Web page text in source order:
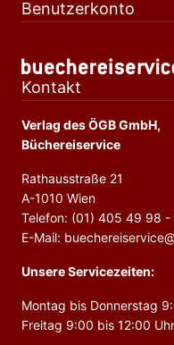
Benutzerkonto
Kontakt
Verlag des ÖGB GmbH,
Büchereiservice
Rathausstraße 21
A-1010 Wien
Telefon: (01) 405 49 98 -
E-Mail:
Unsere Servicezeiten:
Montag bis Donnerstag
Freitag 9:00 bis 12:00 Uhr